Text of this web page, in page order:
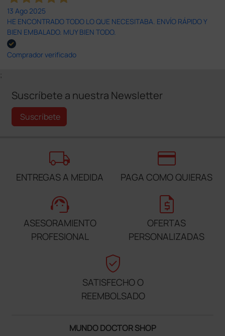
13 Ago 2025
HE ENCONTRADO TODO LO QUE NECESITABA. ENVÍO RÁPIDO Y
BIEN EMBALADO. MUY BIEN TODO.
Comprador verificado
;
Suscríbete a nuestra Newsletter
Suscríbete
local_shipping
ENTREGAS A MEDIDA
credit_card
PAGA COMO QUIERAS
support_agent
ASESORAMIENTO
PROFESIONAL
request_quote
OFERTAS
PERSONALIZADAS
verified_user
SATISFECHO O
REEMBOLSADO
MUNDO DOCTOR SHOP